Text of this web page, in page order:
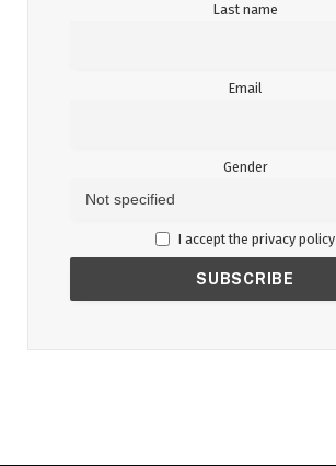
Last name
Email
Gender
I accept the privacy policy